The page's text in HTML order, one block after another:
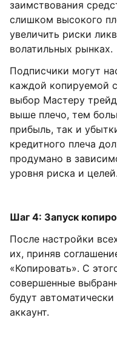
заимствования
слишком высокого
увеличить риски
волатильных рынках.
Подписчики могут
каждой копируемой
выбор Мастеру
выше плечо, тем
прибыль, так и
кредитного плеча
продумано в
уровня риска и целей.
Шаг 4: Запуск
После настройки
их, приняв
«Копировать». С
совершенные
будут
аккаунт.